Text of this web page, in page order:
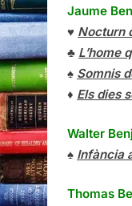
Jaume
♥ Nocturn
♣ L’home
♠ Somnis
♦ Els dies
Walter
♠ Infància
Thomas